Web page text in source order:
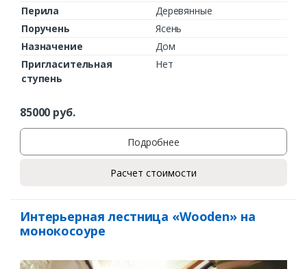
Перила
Деревянные
Поручень
Ясень
Назначение
Дом
Пригласительная
ступень
Нет
85000 руб.
Подробнее
Расчет стоимости
Интерьерная лестница «Wooden» на
монокосоуре